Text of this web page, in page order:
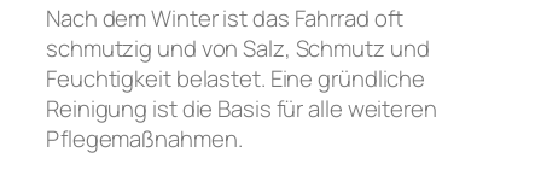
Nach dem Winter ist das Fahrrad oft
schmutzig und von Salz, Schmutz und
Feuchtigkeit belastet. Eine gründliche
Reinigung ist die Basis für alle weiteren
Pflegemaßnahmen.